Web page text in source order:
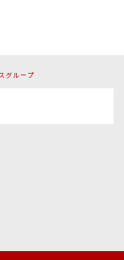
グループ